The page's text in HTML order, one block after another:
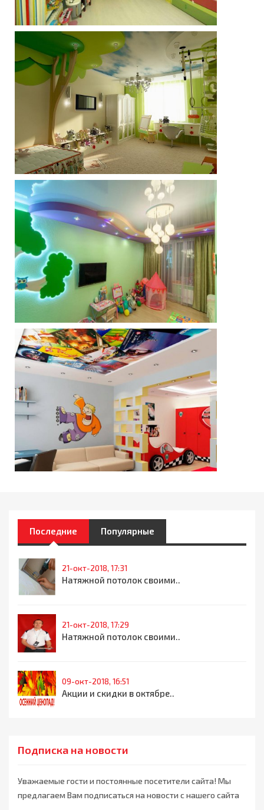
Последние Популярные
21-окт-2018, 17:31
Натяжной потолок своими..
21-окт-2018, 17:29
Натяжной потолок своими..
09-окт-2018, 16:51
Акции и скидки в октябре..
Подписка на новости
Уважаемые гости и постоянные посетители сайта! Мы
предлагаем Вам подписаться на новости с нашего сайта